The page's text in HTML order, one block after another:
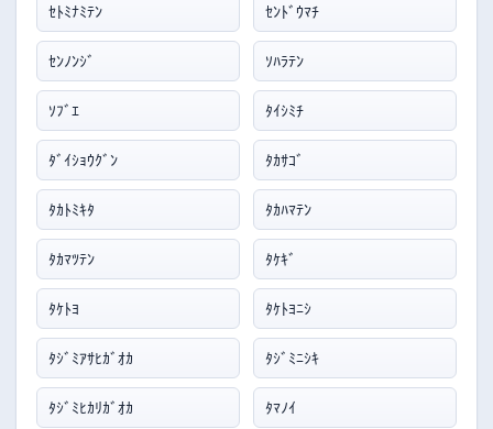
ｾﾄﾐﾅﾐﾃﾝ ｾﾝﾄﾞｳﾏﾁ
ｾﾝﾉﾝｼﾞ ｿﾊﾗﾃﾝ
ｿﾌﾞｴ ﾀｲｼﾐﾁ
ﾀﾞｲｼｮｳｸﾞﾝ ﾀｶｻｺﾞ
ﾀｶﾄﾐｷﾀ ﾀｶﾊﾏﾃﾝ
ﾀｶﾏﾂﾃﾝ ﾀｹｷﾞ
ﾀｹﾄﾖ ﾀｹﾄﾖﾆｼ
ﾀｼﾞﾐｱｻﾋｶﾞｵｶ ﾀｼﾞﾐﾆｼｷ
ﾀｼﾞﾐﾋｶﾘｶﾞｵｶ ﾀﾏﾉｲ